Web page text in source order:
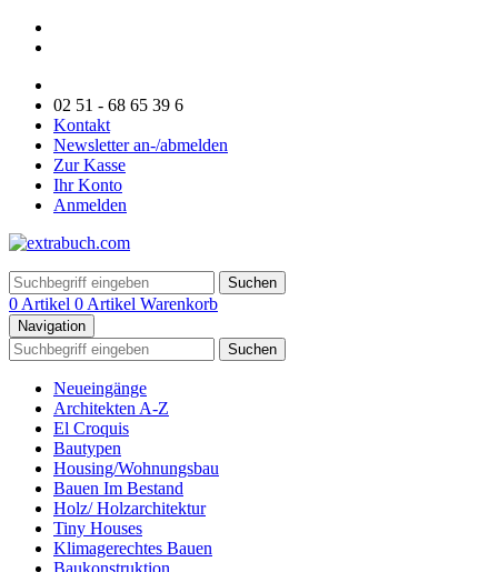
02 51 - 68 65 39 6
Kontakt
Newsletter an-/abmelden
Zur Kasse
Ihr Konto
Anmelden
Suchen
0 Artikel 0 Artikel Warenkorb
Navigation
Suchen
Neueingänge
Architekten A-Z
El Croquis
Bautypen
Housing/Wohnungsbau
Bauen Im Bestand
Holz/ Holzarchitektur
Tiny Houses
Klimagerechtes Bauen
Baukonstruktion